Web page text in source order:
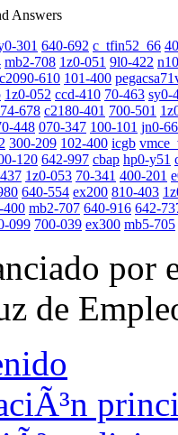
Answers
301 640-692 c_tfin52_66
mb2-708 1z0-051 9l0-422
c2090-610 101-400
1z0-052 ccd-410 70-463 sy0-
74-678 c2180-401 700-501
448 070-347 100-101 jn0-
300-209 102-400 icgb
120 642-997 cbap hp0-y51
1z0-053 70-341 400-201
640-554 ex200 810-403
400 mb2-707 640-916 642-
099 700-039 ex300 mb5-705
por
de